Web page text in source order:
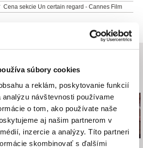
súbory cookies
a reklám, poskytovanie funkcií
návštevnosti používame
o tom, ako používate naše
aj našim partnerom v
inzercie a analýzy. Títo partneri
skombinovať s ďalšími
Česko
Cena sekcie Un certain regard - Cannes Film
International Film Festival Haugesund 2018
Martin Hollý Martin Hollý